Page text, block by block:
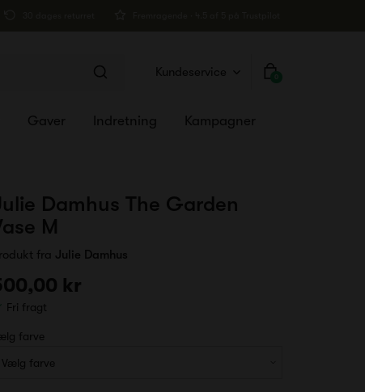
0
Kundeservice
Gaver Indretning Kampagner
Damhus The Garden
M
fra Julie Damhus
kr
Fri fragt
farve